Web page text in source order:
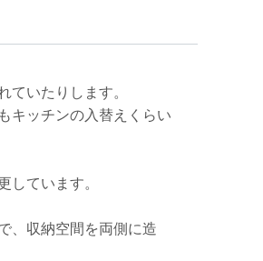
ていたりします。
キッチンの入替えくらい
しています。
、収納空間を両側に造